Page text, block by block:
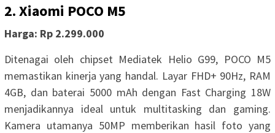
2. Xiaomi POCO M5
Harga: Rp 2.299.000
Ditenagai oleh chipset Mediatek Helio G99, POCO M5
memastikan kinerja yang handal. Layar FHD+ 90Hz, RAM
4GB, dan baterai 5000 mAh dengan Fast Charging 18W
menjadikannya ideal untuk multitasking dan gaming.
Kamera utamanya 50MP memberikan hasil foto yang